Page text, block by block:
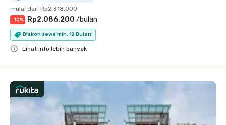
mulai dari Rp2.318.000
-10% Rp2.086.200 /bulan
Diskon sewa min. 12 Bulan
Lihat info lebih banyak